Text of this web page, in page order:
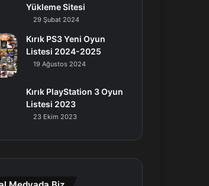
Yükleme Sitesi
29 Şubat 2024
Kırık PS3 Yeni Oyun
Listesi 2024-2025
19 Ağustos 2024
Kırık PlayStation 3 Oyun
Listesi 2023
23 Ekim 2023